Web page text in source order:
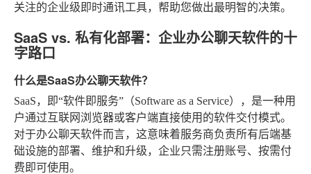
关注的企业级即时通讯工具，帮助您做出最明智的决策。
SaaS vs. 私有化部署：企业办公聊天软件的十
字路口
什么是SaaS办公聊天软件？
SaaS，即“软件即服务”（Software as a Service），是一种用
户通过互联网浏览器或客户端直接使用的软件交付模式。
对于办公聊天软件而言，这意味着服务商负责所有后端基
础设施的部署、维护和升级，企业只需注册账号、按需付
费即可使用。